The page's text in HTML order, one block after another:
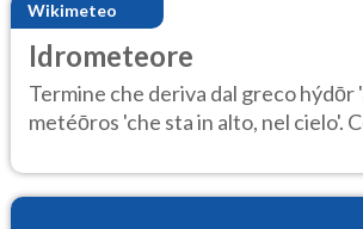
Wikimeteo
Idrometeore
Termine che deriva dal greco hýdōr
metéōros 'che sta in alto, nel cielo'.